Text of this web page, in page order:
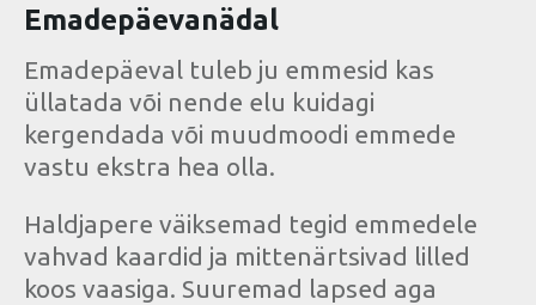
Emadepäevanädal
Emadepäeval tuleb ju emmesid kas
üllatada või nende elu kuidagi
kergendada või muudmoodi emmede
vastu ekstra hea olla.
Haldjapere väiksemad tegid emmedele
vahvad kaardid ja mittenärtsivad lilled
koos vaasiga. Suuremad lapsed aga